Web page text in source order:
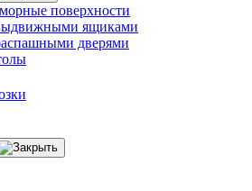
поверхности
ящиками
дверями